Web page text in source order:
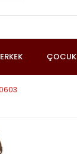
ERKEK ÇOCUK